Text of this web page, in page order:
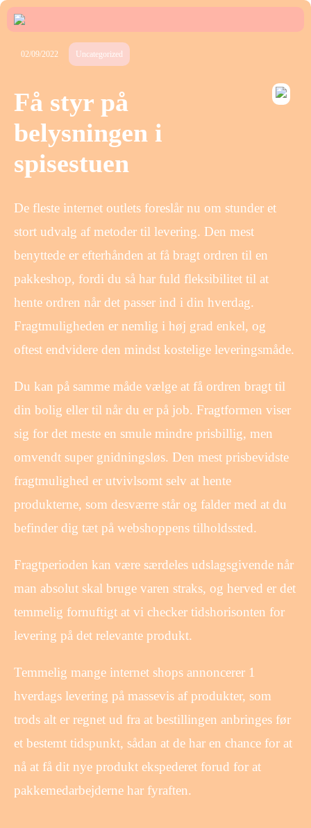
02/09/2022 Uncategorized
Få styr på
belysningen i
spisestuen
De fleste internet outlets foreslår nu om stunder et
stort udvalg af metoder til levering. Den mest
benyttede er efterhånden at få bragt ordren til en
pakkeshop, fordi du så har fuld fleksibilitet til at
hente ordren når det passer ind i din hverdag.
Fragtmuligheden er nemlig i høj grad enkel, og
oftest endvidere den mindst kostelige leveringsmåde.
Du kan på samme måde vælge at få ordren bragt til
din bolig eller til når du er på job. Fragtformen viser
sig for det meste en smule mindre prisbillig, men
omvendt super gnidningsløs. Den mest prisbevidste
fragtmulighed er utvivlsomt selv at hente
produkterne, som desværre står og falder med at du
befinder dig tæt på webshoppens tilholdssted.
Fragtperioden kan være særdeles udslagsgivende når
man absolut skal bruge varen straks, og herved er det
temmelig fornuftigt at vi checker tidshorisonten for
levering på det relevante produkt.
Temmelig mange internet shops annoncerer 1
hverdags levering på massevis af produkter, som
trods alt er regnet ud fra at bestillingen anbringes før
et bestemt tidspunkt, sådan at de har en chance for at
nå at få dit nye produkt ekspederet forud for at
pakkemedarbejderne har fyraften.